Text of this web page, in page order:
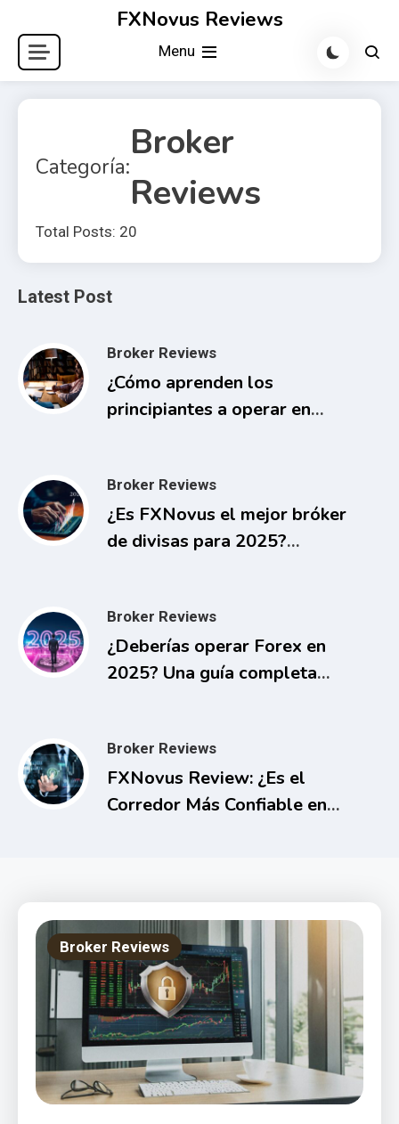
content
FXNovus Reviews
Menu
Categoría:
Broker
Reviews
Total Posts: 20
Latest Post
Broker Reviews
¿Cómo aprenden los
principiantes a operar en
Broker Reviews
¿Es FXNovus el mejor bróker
de divisas para 2025?
Broker Reviews
¿Deberías operar Forex en
2025? Una guía completa
Broker Reviews
FXNovus Review: ¿Es el
Corredor Más Confiable en
Broker Reviews